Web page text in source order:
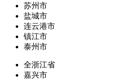
苏州市
盐城市
连云港市
镇江市
泰州市
全浙江省
嘉兴市